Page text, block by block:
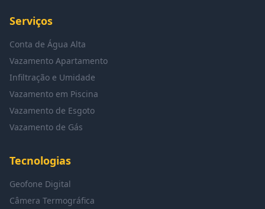
Serviços
Conta de Água Alta
Vazamento Apartamento
Infiltração e Umidade
Vazamento em Piscina
Vazamento de Esgoto
Vazamento de Gás
Tecnologias
Geofone Digital
Câmera Termográfica